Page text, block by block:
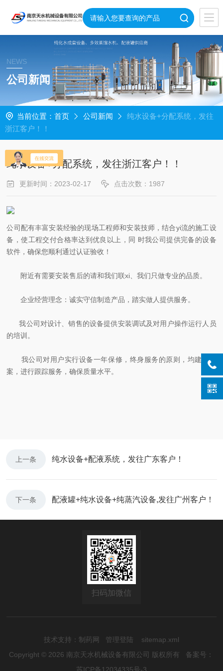
NEWS
公司新闻
当前位置： 首页 公司新闻
纯水设备+分配系统，发往
浙江客户！！
纯水设备+分配系统，发往浙江客户！！
更新时间：2023-02-17 点击次数：1987
公司配有丰富安装经验的现场工程师和安装技师，结合yi流的施工设
备，使工程交付合格率达到优良以上，同 时我公司提供完备的设备
软件，确保您顺利通过认证验收！
附近有需要安装售后的请和我们联xi、我们只做专业的品质。
企业经营理念：诚实守信制造产品，踏实做人提供服务。
我公司对设计、销售的设备提供安装调试及对用户操作运行人员
的培训。
我公司对用户实行设备一年保修，终身服务的原则，均建立档
案，进行跟踪服务，确保质量水平。
上一条 纯水设备+配液系统，发往广东客户！
下一条 配液罐+纯水设备+纯蒸汽设备,发往广州客户！
扫码加微信
技术支持： 制药网 管理登陆
sitemap.xml
Copyright © 2026 南京天水机械设备有限公司 版权所有 备案号：